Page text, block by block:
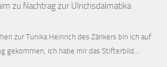
zu Nachtrag zur Ulrichsdalmatika
zur Tunika Heinrich des Zänkers bin ich auf
gekommen, ich habe mir das Stifterbild…